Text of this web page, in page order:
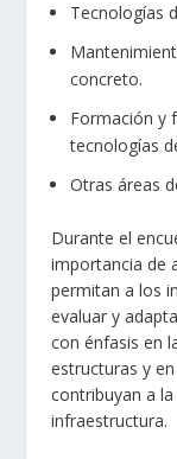
Tecnologías
concreto.
Formación y
tecnologías
Otras áreas
Durante el
importancia de
permitan a los
evaluar y
con énfasis en
estructuras y
contribuyan a
infraestructura.